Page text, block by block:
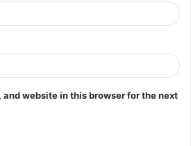
and website in this browser for the next